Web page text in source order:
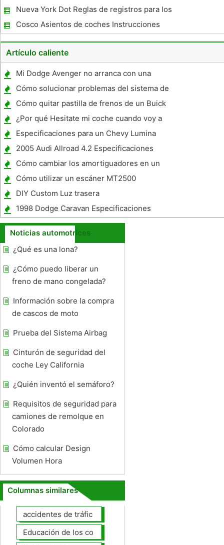
Nueva York Dot Reglas de registros para los
conductores intraestatales
Cosco Asientos de coches Instrucciones
Correa
Artículo caliente
Mi Dodge Avenger no arranca con una
nueva batería
Cómo solucionar problemas del sistema de
dirección en un Mercury Villager
Cómo quitar pastilla de frenos de un Buick
Century
¿Por qué Hesitate mi coche cuando voy a
Hill ?
Especificaciones para un Chevy Lumina
1998
2005 Audi Allroad 4.2 Especificaciones
Cómo cambiar los amortiguadores en un
Toyota Tundra TRD 2001
Cómo utilizar un escáner MT2500
DIY Custom Luz trasera
1998 Dodge Caravan Especificaciones
Noticias automotrices
¿Qué es una lona?
¿Cómo puedo liberar un
freno de mano congelada?
Información sobre la compra
de cascos de moto
Prueba del Sistema Airbag
Cinturón de seguridad del
coche Ley California
¿Quién inventó el semáforo?
Requisitos de seguridad para
camiones de remolque en
Colorado
Cómo calcular Design
Volumen Hora
Columnas similares
accidentes de tráfico
Educación de los conductores